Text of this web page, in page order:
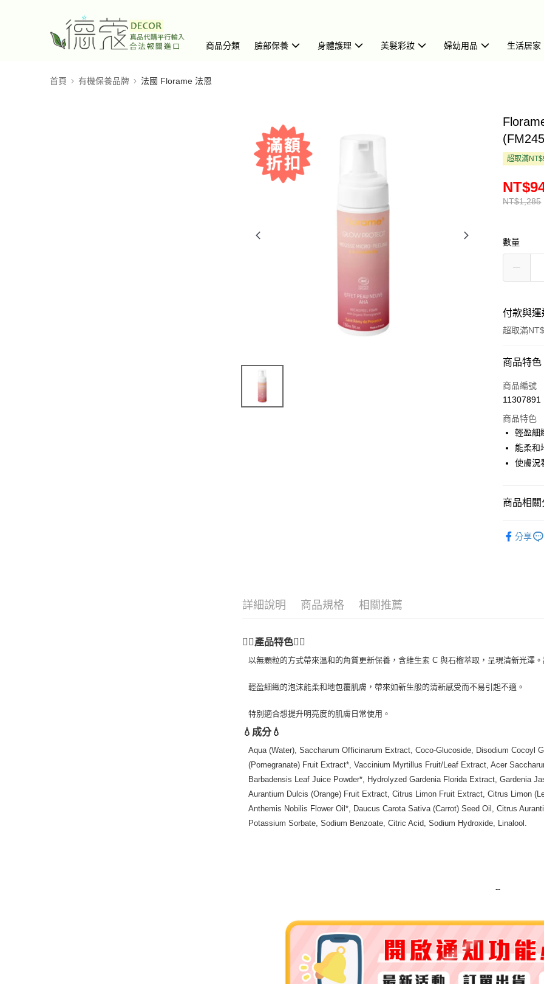
商品分類 臉部保養 身體護理 美髮彩妝 婦幼用品 生活居家
首頁 有機保養品牌 法國 Florame 法恩
超取滿
NT$1,285
數量
付款與
超取滿
付款方式
信用卡一
LINE Pay
Apple Pay
悠遊付
ATM付款
每筆
7-11取貨
每筆
離島宅配
每筆
商品特色
商品編號
11307891
商品特色
輕盈細
能柔和
使膚況
商品相關
分享
詳細說明 商品規格 相關推薦
💆‍♀️產品特色💆‍♀️
以無顆粒的方式帶來溫和的角質更新保養，含維生素 C 與石榴萃取，呈現清新光澤
輕盈細緻的泡沫能柔和地包覆肌膚，帶來如新生般的清新感受而不易引起不適。
特別適合想提升明亮度的肌膚日常使用。
💧成分💧
Aqua (Water), Saccharum Officinarum Extract, Coco-Glucoside, Disodium Cocoyl
(Pomegranate) Fruit Extract*, Vaccinium Myrtillus Fruit/Leaf Extract, Acer
Barbadensis Leaf Juice Powder*, Hydrolyzed Gardenia Florida Extract, Gardenia
Aurantium Dulcis (Orange) Fruit Extract, Citrus Limon Fruit Extract, Citrus Limon
Anthemis Nobilis Flower Oil*, Daucus Carota Sativa (Carrot) Seed Oil, Citrus
Potassium Sorbate, Sodium Benzoate, Citric Acid, Sodium Hydroxide, Linalool.
--